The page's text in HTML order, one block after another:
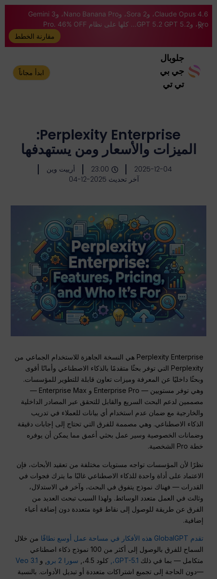
Claude Opus 4.6، وSora 2، وNano Banana Pro، وGemini 3
Pro، وGPT 5.2 GPT 5.2... كلها على نظام Pro. 46% OFF
مقارنة الخطط
جلوبال
جي بي
تي تي
ابدأ مجاناً
Perplexity Enterprise:
الميزات والأسعار ومن يستهدفها
2025-12-04
23:00
أرييت وين
آخر تحديث 2025-12-04
Perplexity Enterprise هي النسخة الجاهزة للاستخدام الجماعي من
Perplexity التي توفر بحثًا متقدمًا بالذكاء الاصطناعي وأمانًا أقوى
وبحثًا داخليًا عن المعرفة وميزات تعاون قابلة للتطوير للمؤسسات.
وهي توفر مستويين — Enterprise Pro و Enterprise Max —
مصممين لدعم البحث السريع والقابل للتحقق عبر المصادر الداخلية
والخارجية مع ضمان عدم استخدام أي بيانات للعملاء في تدريب
الذكاء الاصطناعي. وهي مصممة للفرق التي تحتاج إلى إجابات دقيقة
وضمانات الخصوصية وسير عمل بحثي أعمق مما يمكن أن يوفره
خطة Pro الشخصية.
نظرًا لأن المؤسسات تواجه مستويات مختلفة من تعقيد الأبحاث، فإن
الاعتماد على أداة واحدة للذكاء الاصطناعي غالبًا ما يترك فجوات في
القدرات — فهناك نموذج يتفوق في البحث، وآخر في الاستدلال،
وثالث في العمل متعدد الوسائط. ولهذا السبب تبحث العديد من
الفرق عن طريقة للوصول إلى نقاط قوة متعددة دون إضافة أعباء
إضافية.
تقدم GlobalGPT هذه الأفكار في مساحة عمل أوسع نطاقًا
من خلال
السماح للفرق بالوصول إلى أكثر من 100 نموذج ذكاء اصطناعي
متكامل — بما في ذلك GPT-5.1،, كلود 4.5،, سورا 2 برو , و Veo 3.1
—دون الحاجة إلى تجميع اشتراكات متعددة أو تبديل الأدوات. بالنسبة